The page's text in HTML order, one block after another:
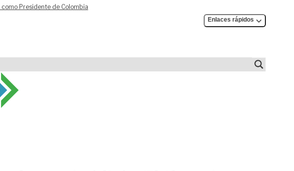
Presidente de Colombia
Enlaces rápidos